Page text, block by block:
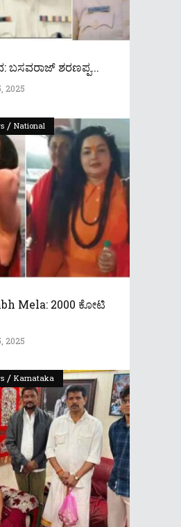
ಬಸವರಾಜ್ ಶರಣಪ್ಪ...
2025
/ National
Mela: 2000 ಕೋಟಿ
2025
/ Karnataka